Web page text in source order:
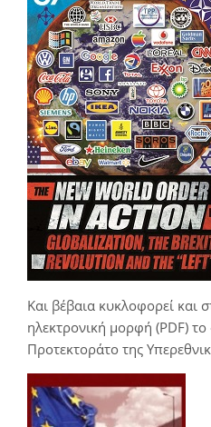
Και βέβαια κυκλοφορεί και
ηλεκτρονική μορφή (PDF)
Προτεκτοράτο της